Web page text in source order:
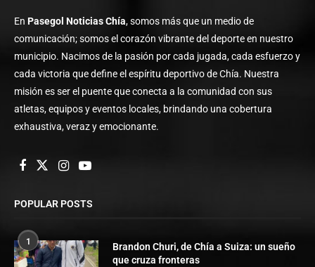
En Pasegol Noticias Chía, somos más que un medio de
comunicación; somos el corazón vibrante del deporte en nuestro
municipio. Nacimos de la pasión por cada jugada, cada esfuerzo y
cada victoria que define el espíritu deportivo de Chía. Nuestra
misión es ser el puente que conecta a la comunidad con sus
atletas, equipos y eventos locales, brindando una cobertura
exhaustiva, veraz y emocionante.
POPULAR POSTS
1
Brandon Churi, de Chía a Suiza: un sueño
que cruza fronteras